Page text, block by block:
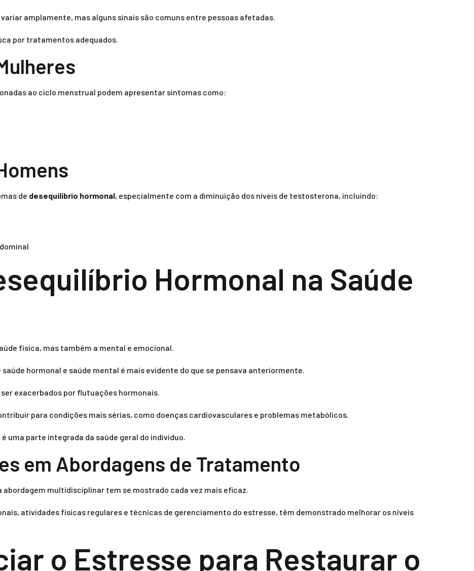
amplamente, mas alguns sinais são comuns entre pessoas afetadas.
por tratamentos adequados.
ao ciclo menstrual podem apresentar sintomas como:
de desequilíbrio hormonal, especialmente com a diminuição dos níveis de testosterona, incluindo:
Hormonal na Saúde
física, mas também a mental e emocional.
hormonal e saúde mental é mais evidente do que se pensava anteriormente.
exacerbados por flutuações hormonais.
para condições mais sérias, como doenças cardiovasculares e problemas metabólicos.
uma parte integrada da saúde geral do indivíduo.
em Abordagens de Tratamento
abordagem multidisciplinar tem se mostrado cada vez mais eficaz.
atividades físicas regulares e técnicas de gerenciamento do estresse, têm demonstrado melhorar os níveis
o Estresse para Restaurar o